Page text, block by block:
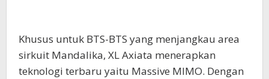
Khusus untuk BTS-BTS yang menjangkau area
sirkuit Mandalika, XL Axiata menerapkan
teknologi terbaru yaitu Massive MIMO. Dengan